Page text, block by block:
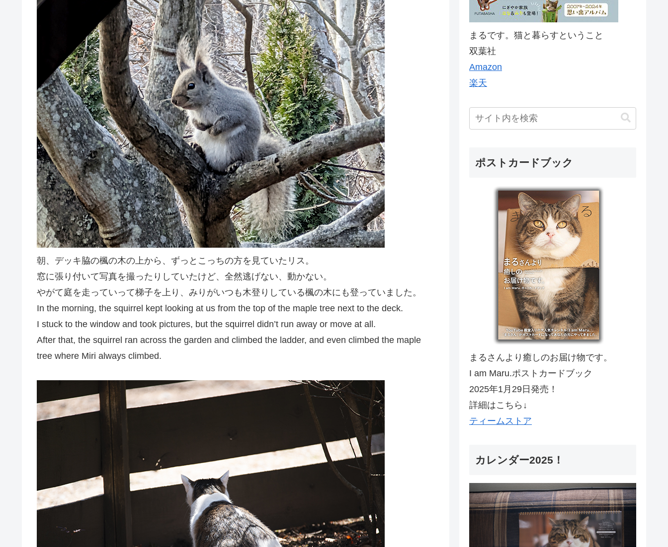
朝、デッキ脇の楓の木の上から、ずっとこっちの方を見ていたリス。
窓に張り付いて写真を撮ったりしていたけど、全然逃げない、動かない。
やがて庭を走っていって梯子を上り、みりがいつも木登りしている楓の木にも登っていました。
In the morning, the squirrel kept looking at us from the top of the maple tree next to the deck.
I stuck to the window and took pictures, but the squirrel didn’t run away or move at all.
After that, the squirrel ran across the garden and climbed the ladder, and even climbed the maple
tree where Miri always climbed.
まるです。猫と暮らすということ
双葉社
Amazon
楽天
ポストカードブック
まるさんより癒しのお届け物です。
I am Maru.ポストカードブック
2025年1月29日発売！
詳細はこちら↓
ティームストア
カレンダー2025！